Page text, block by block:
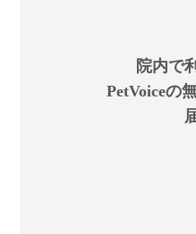
院内で
PetVoiceの